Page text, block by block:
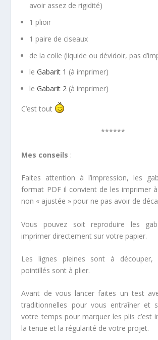
avoir assez de rigidité)
1 plioir
1 paire de ciseaux
de la colle (liquide ou dévidoir, pas
leGabarit 1 (à imprimer)
leGabarit 2 (à imprimer)
C’est tout
******
Mes conseils :
Faites attention à l’impression, les
format PDF il convient de les imprimer
non « ajustée » pour ne pas avoir de
Vous pouvez soit reproduire les
imprimer directement sur votre papier.
Les lignes pleines sont à découper,
pointillés sont à plier.
Avant de vous lancer faites un test
traditionnelles pour vous entraîner et
votre temps pour marquer les plis c’est
la tenue et la régularité de votre projet.